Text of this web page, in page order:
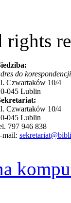
rights
do
Czwartaków 10/4
045 Lublin
Czwartaków 10/4
045 Lublin
797 946 838
mail: